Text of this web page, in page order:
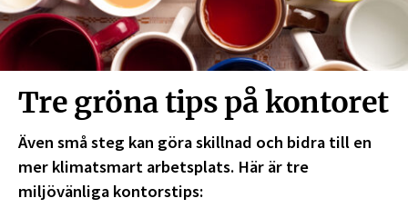
Tre gröna tips på kontoret
Även små steg kan göra skillnad och bidra till en
mer klimatsmart arbetsplats. Här är tre
miljövänliga kontorstips: